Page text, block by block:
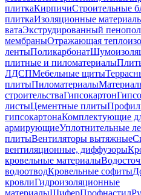
плиткаКирпичиСтроительные
плиткаИзоляционные
ватаЭкструдированный
мембраныОтражающая
лентыПоликарбонат
плитные и пиломатериалы
ЛДСПМебельные щиты
плитыПиломатериалы
строительстваГипсокартон
листыЦементные плиты
гипсокартонаКомплектующие
армирующиеУплотнительные
плитыВентиляторы вытяжные
вентиляционные, диффузоры
кровельные материалы
водоотводКровельные софиты
кровлиГидроизоляционные
материалыШиферПрофнастил